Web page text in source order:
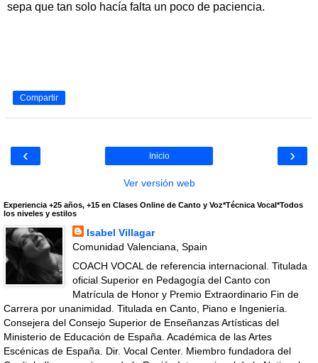
sepa que tan solo hacía falta un poco de paciencia.
Compartir
‹ ›
Inicio
Ver versión web
Experiencia +25 años, +15 en Clases Online de Canto y Voz*Técnica Vocal*Todos
los niveles y estilos
Isabel Villagar
Comunidad Valenciana, Spain
COACH VOCAL de referencia internacional. Titulada
oficial Superior en Pedagogía del Canto con
Matrícula de Honor y Premio Extraordinario Fin de
Carrera por unanimidad. Titulada en Canto, Piano e Ingeniería.
Consejera del Consejo Superior de Enseñanzas Artísticas del
Ministerio de Educación de España. Académica de las Artes
Escénicas de España. Dir. Vocal Center. Miembro fundadora del